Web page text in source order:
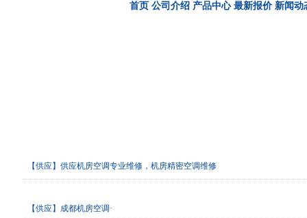
首页 公司介绍 产品中心 最新报价 新闻动
【供应】供应机房空调专业维修，机房精密空调维修
【供应】成都机房空调·